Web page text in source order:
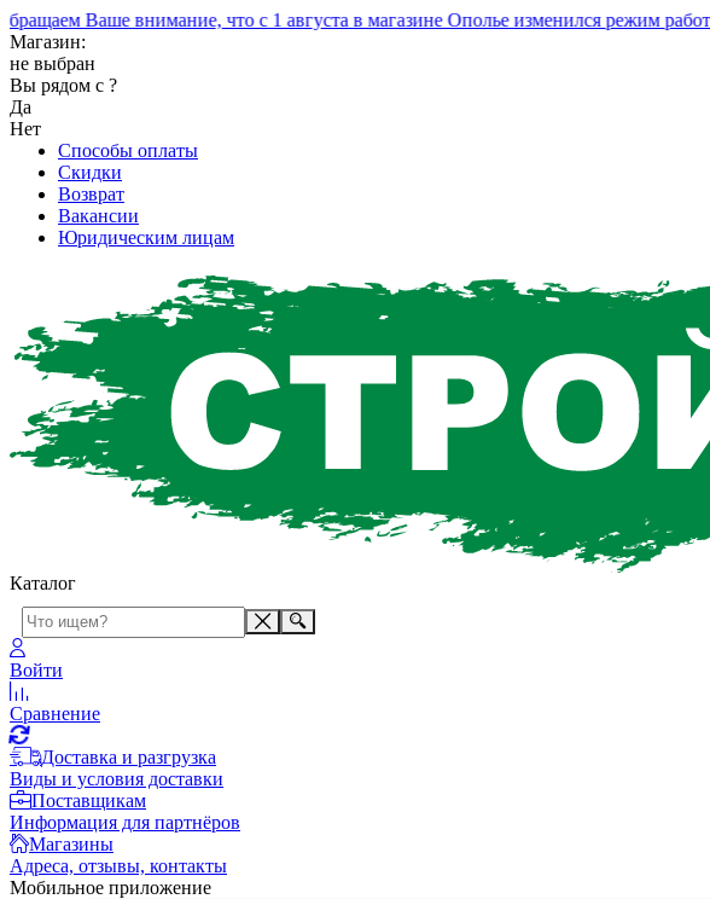
Ваше внимание, что с 1 августа в магазине Ополье изменился режим работы.
Магазин:
не выбран
Вы рядом с ?
Да
Нет
Способы оплаты
Скидки
Возврат
Вакансии
Юридическим лицам
Каталог
Войти
Сравнение
Доставка и разгрузка
Виды и условия доставки
Поставщикам
Информация для партнёров
Магазины
Адреса, отзывы, контакты
Мобильное приложение